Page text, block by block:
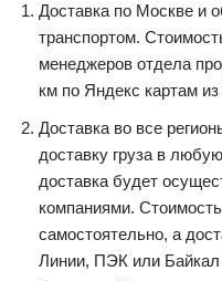
Доставка по Москве и
транспортом.
менеджеров отдела
км по Яндекс картам
Доставка во все
доставку груза в
доставка будет
компаниями.
самостоятельно, а
Линии, ПЭК или Байкал